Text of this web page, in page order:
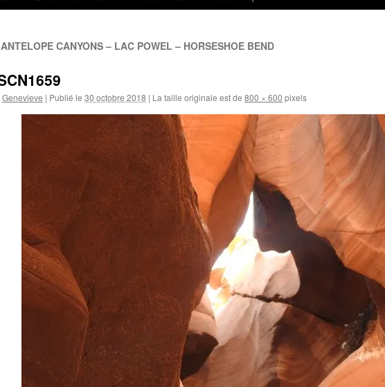
ANTELOPE CANYONS – LAC POWEL – HORSESHOE BEND
Genevieve | Publié le 30 octobre 2018 | La taille originale est de 800 × 600 pixels